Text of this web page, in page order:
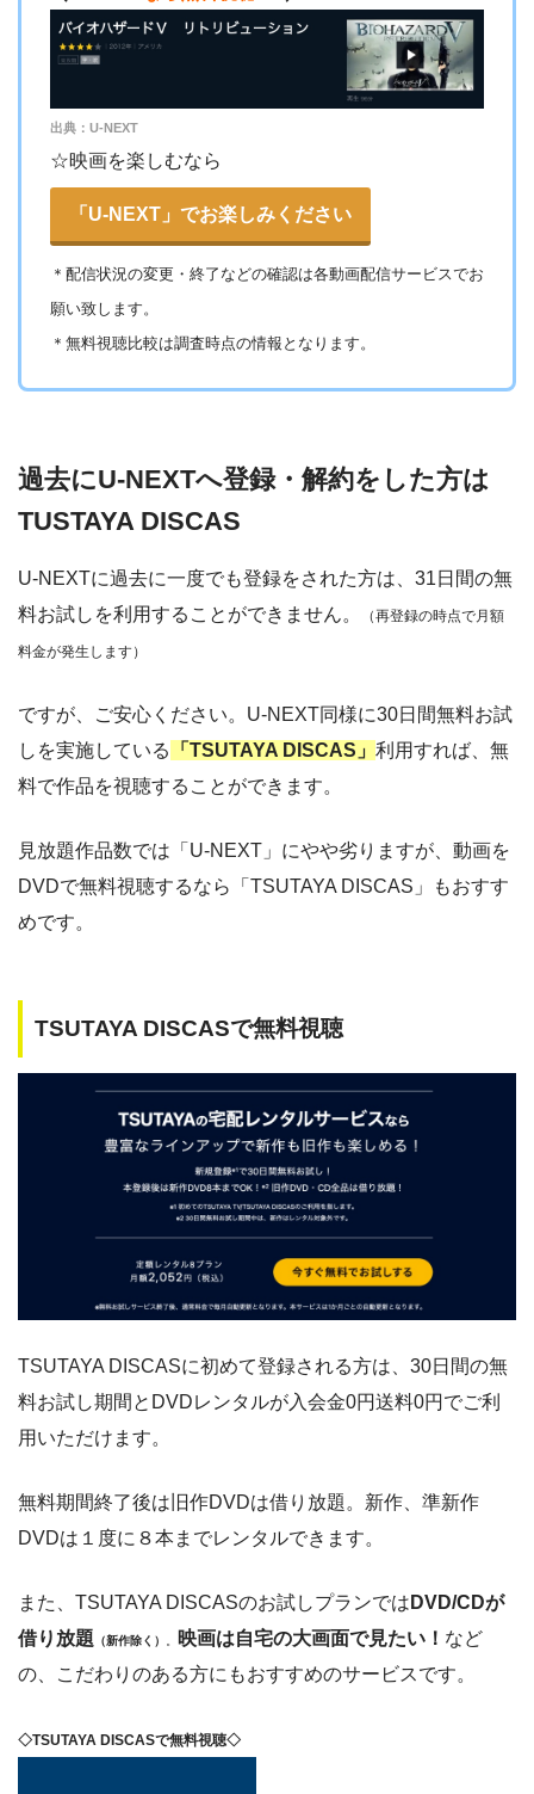
出典：U-NEXT
☆映画を楽しむなら
「U-NEXT」でお楽しみください
＊ 配信状況の変更・終了などの確認は各動画配信サービスでお
願い致します。
＊無料視聴比較は調査時点の情報となります。
過去にU-NEXTへ登録・解約をした方は
TUSTAYA DISCAS
U-NEXTに過去に一度でも登録をされた方は、31日間の無
料お試しを利用することができません。
（再登録の時点で月額
料金が発生します）
ですが、ご安心ください。U-NEXT同様に30日間無料お試
しを実施している
「TSUTAYA DISCAS」 利用すれば、無
料で作品を視聴することができます。
見放題作品数では「U-NEXT」にやや劣りますが、動画を
DVDで無料視聴するなら「TSUTAYA DISCAS」もおすす
めです。
TSUTAYA DISCASで無料視聴
TSUTAYA DISCASに初めて登録される方は、30日間の無
料お試し期間とDVDレンタルが入会金0円送料0円でご利
用いただけます。
無料期間終了後は旧作DVDは借り放題。新作、準新作
DVDは１度に８本までレンタルできます。
また、TSUTAYA DISCASのお試しプランでは DVD/CDが
借り放題 （新作除く） 映画は自宅の大画面で見たい！ など
の、こだわりのある方にもおすすめのサービスです。
◇TSUTAYA DISCASで無料視聴◇